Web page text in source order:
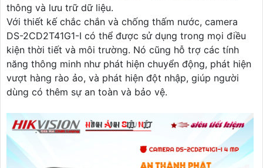
thông và lưu trữ dữ liệu.
Với thiết kế chắc chắn và chống thấm nước, camera
DS-2CD2T41G1-I có thể được sử dụng trong mọi điều
kiện thời tiết và môi trường. Nó cũng hỗ trợ các tính
năng thông minh như phát hiện chuyển động, phát hiện
vượt hàng rào ảo, và phát hiện đột nhập, giúp người
dùng có thêm sự an toàn và bảo vệ.